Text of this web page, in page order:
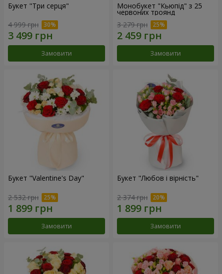
Букет "Три серця"
4 999 грн
Замовити
Монобукет "Кьюпід" з 25
червоних троянд
3 279 грн
Замовити
Букет "Valentine's Day"
2 532 грн
Замовити
Букет "Любов і вірність"
2 374 грн
Замовити